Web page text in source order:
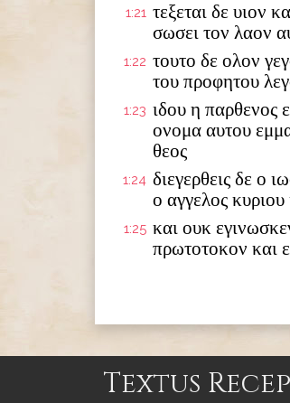
1:21 τεξεται δε υιον
σωσει τον λαον
1:22 τουτο δε ολον
του προφητου
1:23 ιδου η παρθενος
ονομα αυτου
θεος
1:24 διεγερθεις δε ο
ο αγγελος
1:25 και ουκ
πρωτοτοκον και
Textus